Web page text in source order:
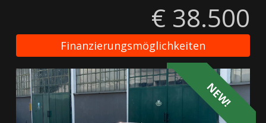
€ 38.500
Finanzierungsmöglichkeiten
NEW!